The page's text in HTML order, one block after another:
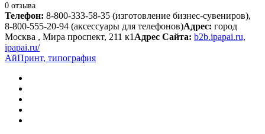
0 отзыва
Телефон: 8-800-333-58-35 (изготовление бизнес-сувениров),
8-800-555-20-94 (аксессуары для телефонов)Адрес: город
Москва , Мира проспект, 211 к1 Адрес Сайта: b2b.ipapai.ru,
ipapai.ru/
АйПринт, типография